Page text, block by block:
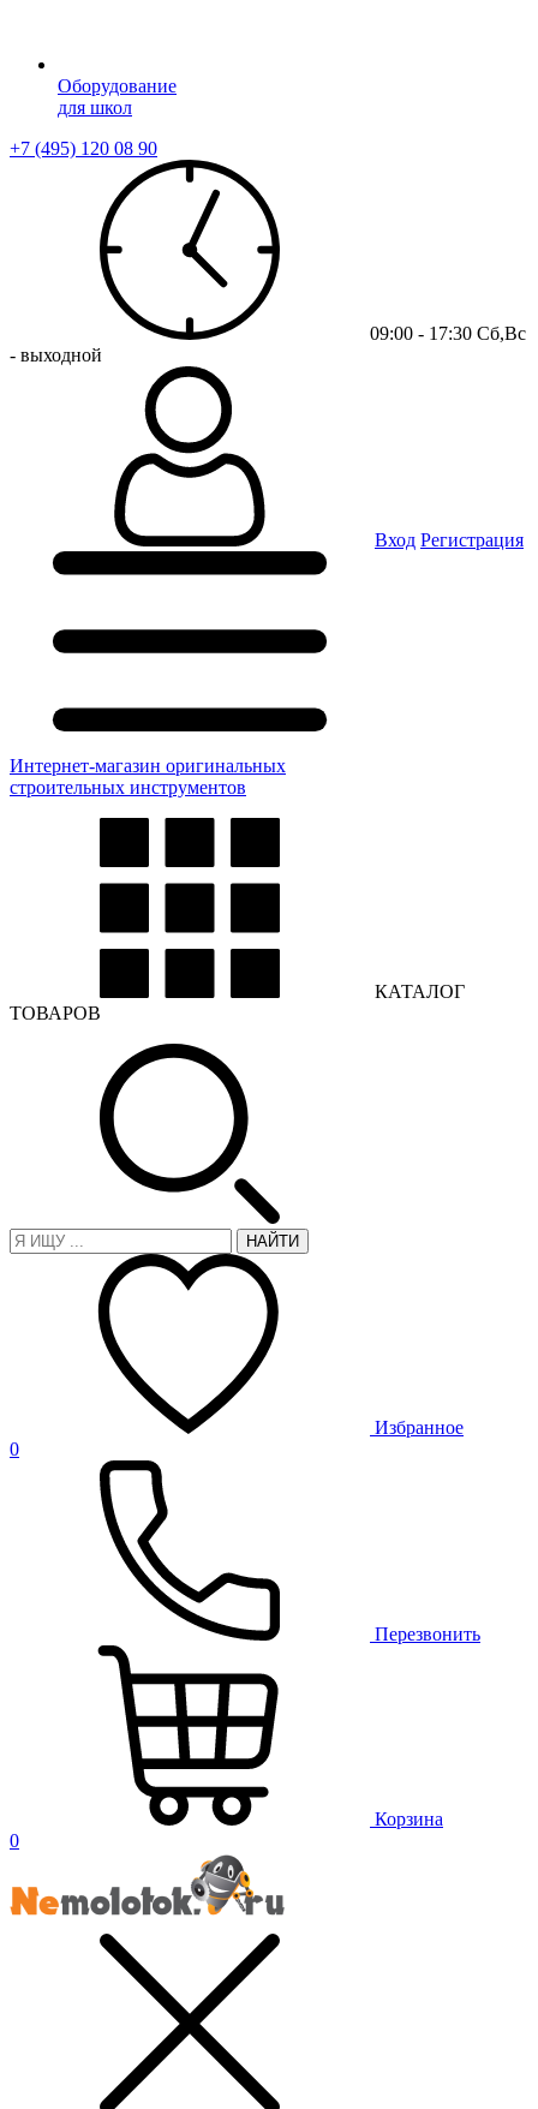
Оборудование
для школ
+7 (495) 120 08 90
09:00 - 17:30 Сб,Вс
- выходной
Вход Регистрация
Интернет-магазин оригинальных
строительных инструментов
КАТАЛОГ
ТОВАРОВ
НАЙТИ
Избранное
0
Перезвонить
Корзина
0